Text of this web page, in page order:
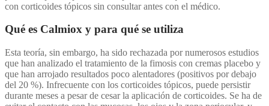
con corticoides tópicos sin consultar antes con el médico.
Qué es Calmiox y para qué se utiliza
Esta teoría, sin embargo, ha sido rechazada por numerosos estudios
que han analizado el tratamiento de la fimosis con cremas placebo y
que han arrojado resultados poco alentadores (positivos por debajo
del 20 %). Infrecuente con los corticoides tópicos, puede persistir
durante meses a pesar de cesar la aplicación de corticoides. Se ha de